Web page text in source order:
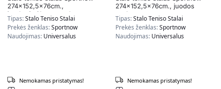
274×152,5x76cm.,
juodos/mėlynos spalvos
Tipas:Stalo Teniso Stalai
Prekės ženklas:Sportnow
Naudojimas: Universalus
Nemokamas pristatymas!
274×152,5x76cm., juodos
spalvos
Tipas:Stalo Teniso Stalai
Prekės ženklas:Sportnow
Naudojimas: Universalus
Nemokamas pristatymas!